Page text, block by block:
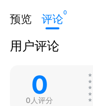
预览 评论0
用户评论
0
0人评分